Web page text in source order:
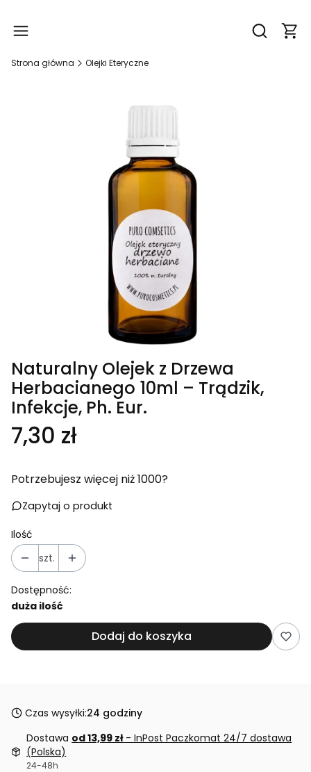
Otwórz
Strona główna Olejki Eteryczne
Naturalny Olejek z Drzewa
Herbacianego 10ml – Trądzik,
Infekcje, Ph. Eur.
Cena
7,30 zł
Potrzebujesz więcej niż 1000?
Zapytaj o produkt
Ilość
szt.
Dostępność:
duża ilość
Dodaj do koszyka
Czas wysyłki:24 godziny
Dostawa od 13,99 zł - InPost Paczkomat 24/7 dostawa
(Polska)
24-48h